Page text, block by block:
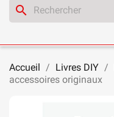
search
Accueil Livres DIY
accessoires originaux